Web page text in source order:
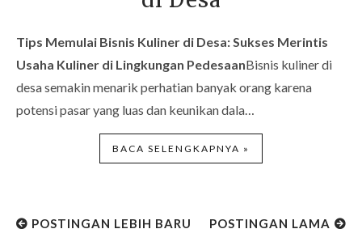
Tips Memulai Bisnis Kuliner di Desa: Sukses Merintis
Usaha Kuliner di Lingkungan PedesaanBisnis kuliner di
desa semakin menarik perhatian banyak orang karena
potensi pasar yang luas dan keunikan dala…
BACA SELENGKAPNYA »
POSTINGAN LEBIH BARU POSTINGAN LAMA